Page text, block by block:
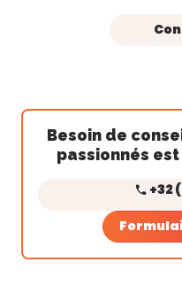
Besoin de
passionnés
+32